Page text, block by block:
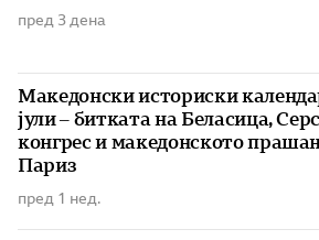
пред 3 дена
Македонски историски
јули – битката на Беласица,
конгрес и македонското
Париз
пред 1 нед.